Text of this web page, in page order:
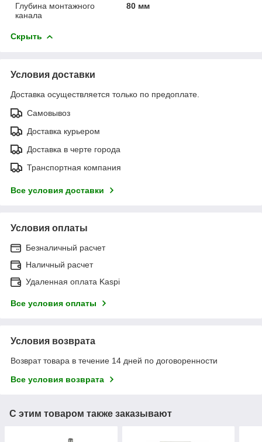
Глубина монтажного
канала
80 мм
Скрыть
Условия доставки
Доставка осуществляется только по предоплате.
Самовывоз
Доставка курьером
Доставка в черте города
Транспортная компания
Все условия доставки
Условия оплаты
Безналичный расчет
Наличный расчет
Удаленная оплата Kaspi
Все условия оплаты
Условия возврата
Возврат товара в течение 14 дней по договоренности
Все условия возврата
С этим товаром также заказывают